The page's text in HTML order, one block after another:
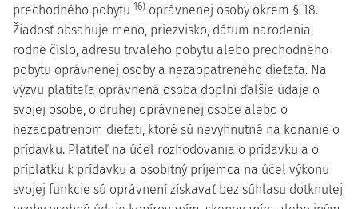
prechodného pobytu 16) oprávnenej osoby okrem § 18.
Žiadosť obsahuje meno, priezvisko, dátum narodenia,
rodné číslo, adresu trvalého pobytu alebo prechodného
pobytu oprávnenej osoby a nezaopatreného dieťaťa. Na
výzvu platiteľa oprávnená osoba doplní ďalšie údaje o
svojej osobe, o druhej oprávnenej osobe alebo o
nezaopatrenom dieťati, ktoré sú nevyhnutné na konanie o
prídavku. Platiteľ na účel rozhodovania o prídavku a o
príplatku k prídavku a osobitný príjemca na účel výkonu
svojej funkcie sú oprávnení získavať bez súhlasu dotknutej